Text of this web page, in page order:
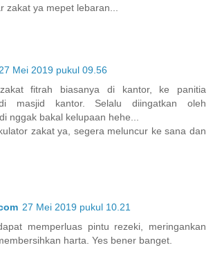
zakat ya mepet lebaran...
27 Mei 2019 pukul 09.56
fitrah biasanya di kantor, ke panitia
masjid kantor. Selalu diingatkan oleh
nggak bakal kelupaan hehe...
zakat ya, segera meluncur ke sana dan
27 Mei 2019 pukul 10.21
memperluas pintu rezeki, meringankan
harta. Yes bener banget.